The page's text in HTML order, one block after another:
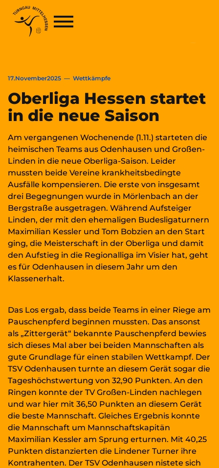
17.November2025 — Wettkämpfe
Oberliga Hessen startet
in die neue Saison
Am vergangenen Wochenende (1.11.) starteten die
heimischen Teams aus Odenhausen und Großen-
Linden in die neue Oberliga-Saison. Leider
mussten beide Vereine krankheitsbedingte
Ausfälle kompensieren. Die erste von insgesamt
drei Begegnungen wurde in Mörlenbach an der
Bergstraße ausgetragen. Während Aufsteiger
Linden, der mit den ehemaligen Budesligaturnern
Maximilian Kessler und Tom Bobzien an den Start
ging, die Meisterschaft in der Oberliga und damit
den Aufstieg in die Regionalliga im Visier hat, geht
es für Odenhausen in diesem Jahr um den
Klassenerhalt.
Das Los ergab, dass beide Teams in einer Riege am
Pauschenpferd beginnen mussten. Das ansonst
als „Zittergerät“ bekannte Pauschenpferd bewies
sich dieses Mal aber bei beiden Mannschaften als
gute Grundlage für einen stabilen Wettkampf. Der
TSV Odenhausen turnte an diesem Gerät sogar die
Tageshöchstwertung von 32,90 Punkten. An den
Ringen konnte der TV Großen-Linden nachlegen
und war hier mit 36,50 Punkten an diesem Gerät
die beste Mannschaft. Gleiches Ergebnis konnte
die Mannschaft um Mannschaftskapitän
Maximilian Kessler am Sprung erturnen. Mit 40,25
Punkten distanzierten die Lindener Turner ihre
Kontrahenten. Der TSV Odenhausen nistete sich